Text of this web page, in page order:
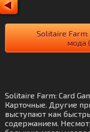
Solitaire
мода
Solitaire Farm: Card
Карточные. Другие
выступают как
содержанием.